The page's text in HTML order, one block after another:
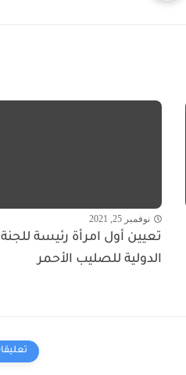
نوفمبر 25, 2021
تعيين أول امرأة رئيسة للجنة
الدولية للصليب الأحمر